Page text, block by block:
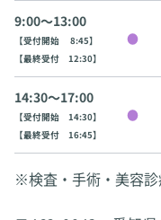
9:00〜13:00
【受付開始 8:45】
【最終受付 12:30】
14:30〜17:00
【受付開始 14:30】
【最終受付 16:45】
※検査・手術・美容診